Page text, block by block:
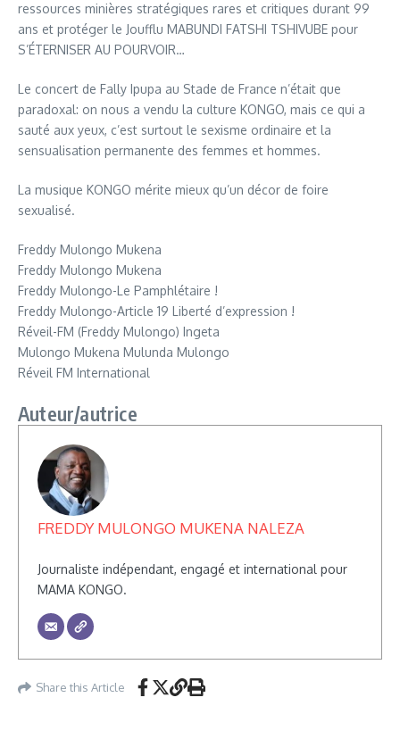
ressources minières stratégiques rares et critiques durant 99
ans et protéger le Joufflu MABUNDI FATSHI TSHIVUBE pour
S’ÉTERNISER AU POURVOIR…
Le concert de Fally Ipupa au Stade de France n’était que
paradoxal: on nous a vendu la culture KONGO, mais ce qui a
sauté aux yeux, c’est surtout le sexisme ordinaire et la
sensualisation permanente des femmes et hommes.
La musique KONGO mérite mieux qu’un décor de foire
sexualisé.
Freddy Mulongo Mukena
Freddy Mulongo Mukena
Freddy Mulongo-Le Pamphlétaire !
Freddy Mulongo-Article 19 Liberté d’expression !
Réveil-FM (Freddy Mulongo) Ingeta
Mulongo Mukena Mulunda Mulongo
Réveil FM International
Auteur/autrice
FREDDY MULONGO MUKENA NALEZA
Journaliste indépendant, engagé et international pour
MAMA KONGO.
Share this Article